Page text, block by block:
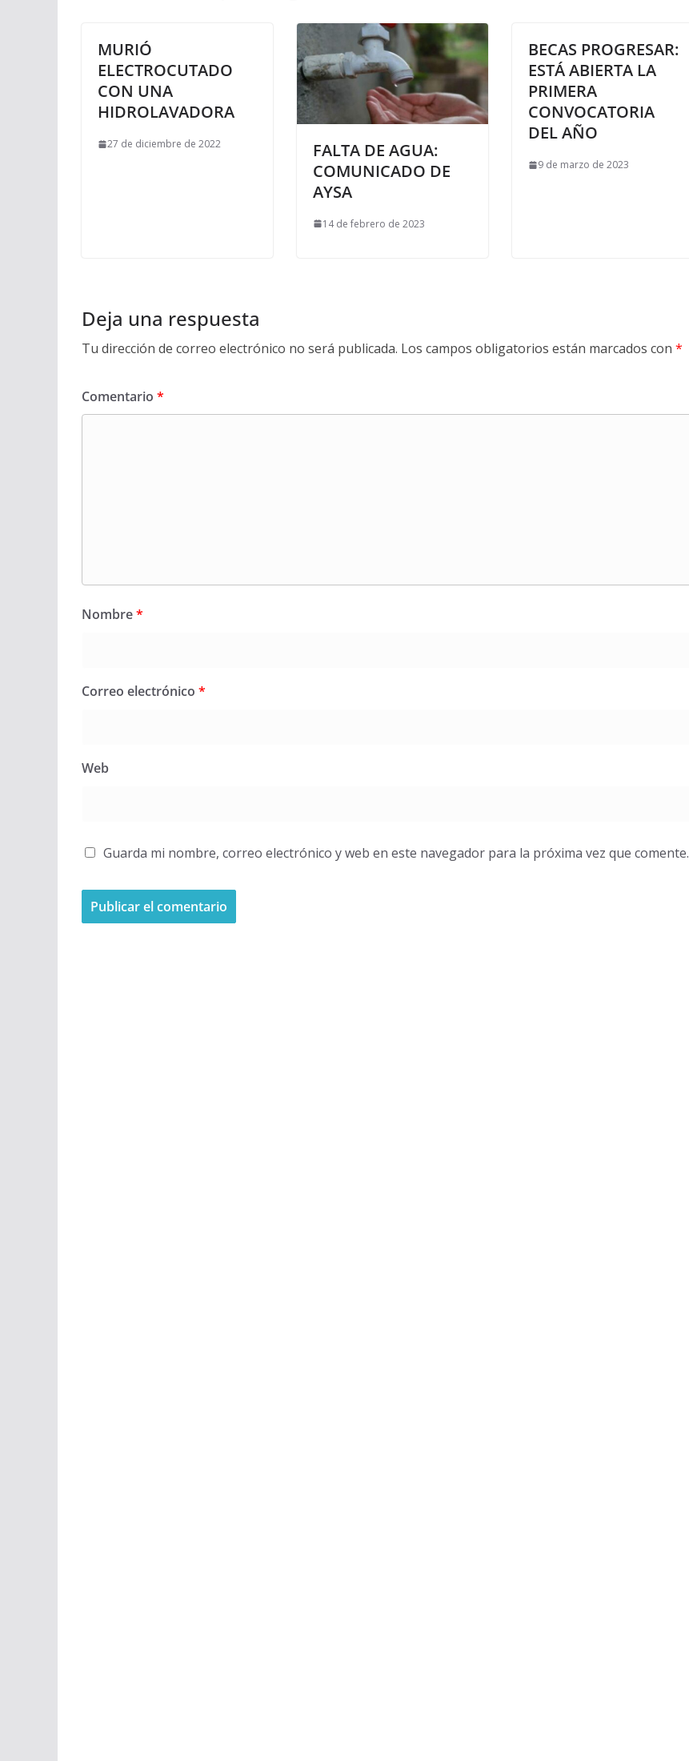
MURIÓ
ELECTROCUTADO
CON UNA
HIDROLAVADORA
27 de diciembre de 2022
FALTA DE AGUA:
COMUNICADO DE
AYSA
14 de febrero de 2023
BECAS PROGRESAR:
ESTÁ ABIERTA LA
PRIMERA
CONVOCATORIA
DEL AÑO
9 de marzo de 2023
Deja una respuesta
Tu dirección de correo electrónico no será publicada. Los campos obligatorios están marcados con *
Comentario *
Nombre*
Correo electrónico *
Web
Guarda mi nombre, correo electrónico y web en este navegador para la próxima vez que comente.